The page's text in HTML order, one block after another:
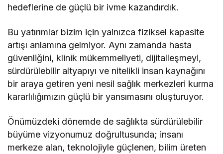
hedeflerine de güçlü bir ivme kazandırdık.
Bu yatırımlar bizim için yalnızca fiziksel kapasite
artışı anlamına gelmiyor. Aynı zamanda hasta
güvenliğini, klinik mükemmeliyeti, dijitalleşmeyi,
sürdürülebilir altyapıyı ve nitelikli insan kaynağını
bir araya getiren yeni nesil sağlık merkezleri kurma
kararlılığımızın güçlü bir yansımasını oluşturuyor.
Önümüzdeki dönemde de sağlıkta sürdürülebilir
büyüme vizyonumuz doğrultusunda; insanı
merkeze alan, teknolojiyle güçlenen, bilim üreten